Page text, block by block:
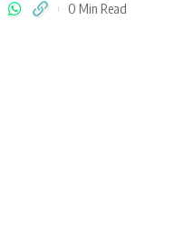
0 Min Read